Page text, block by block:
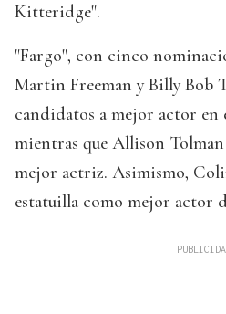
Kitteridge".
"Fargo", con cinco
Martin Freeman y Billy Bob
candidatos a mejor actor en
mientras que Allison
mejor actriz. Asimismo,
estatuilla como mejor actor